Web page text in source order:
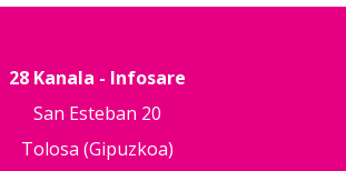
28 Kanala - Infosare
San Esteban 20
Tolosa (Gipuzkoa)